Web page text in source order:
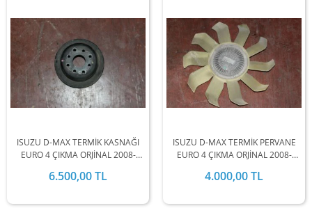
ISUZU D-MAX TERMİK KASNAĞI
EURO 4 ÇIKMA ORJİNAL 2008-
ARALIĞINDA STOKLARIMIZDA
6.500,00 TL
ISUZU D-MAX TERMİK PERVANE
EURO 4 ÇIKMA ORJİNAL 2008-
ARALIĞINDA STOKLARIMIZDA
4.000,00 TL